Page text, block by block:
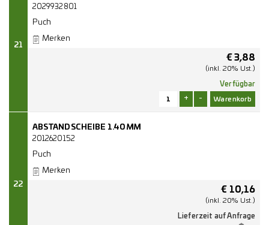
21
2029932801
Puch
Merken
€ 3,88
(inkl. 20% Ust.)
Verfügbar
+ -
22
ABSTANDSCHEIBE 1.40MM
2012620152
Puch
Merken
€ 10,16
(inkl. 20% Ust.)
Lieferzeit auf Anfrage